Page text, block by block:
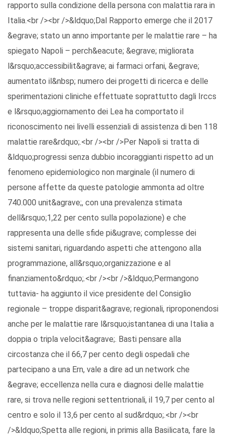
rapporto sulla condizione della persona con malattia rara in
Italia.<br /><br />&ldquo;Dal Rapporto emerge che il 2017
&egrave; stato un anno importante per le malattie rare – ha
spiegato Napoli – perch&eacute; &egrave; migliorata
l&rsquo;accessibilit&agrave; ai farmaci orfani, &egrave;
aumentato il&nbsp; numero dei progetti di ricerca e delle
sperimentazioni cliniche effettuate soprattutto dagli Irccs
e l&rsquo;aggiornamento dei Lea ha comportato il
riconoscimento nei livelli essenziali di assistenza di ben 118
malattie rare&rdquo;.<br /><br />Per Napoli si tratta di
&ldquo;progressi senza dubbio incoraggianti rispetto ad un
fenomeno epidemiologico non marginale (il numero di
persone affette da queste patologie ammonta ad oltre
740.000 unit&agrave;, con una prevalenza stimata
dell&rsquo;1,22 per cento sulla popolazione) e che
rappresenta una delle sfide pi&ugrave; complesse dei
sistemi sanitari, riguardando aspetti che attengono alla
programmazione, all&rsquo;organizzazione e al
finanziamento&rdquo;.<br /><br />&ldquo;Permangono
tuttavia- ha aggiunto il vice presidente del Consiglio
regionale – troppe disparit&agrave; regionali, riproponendosi
anche per le malattie rare l&rsquo;istantanea di una Italia a
doppia o tripla velocit&agrave;. Basti pensare alla
circostanza che il 66,7 per cento degli ospedali che
partecipano a una Ern, vale a dire ad un network che
&egrave; eccellenza nella cura e diagnosi delle malattie
rare, si trova nelle regioni settentrionali, il 19,7 per cento al
centro e solo il 13,6 per cento al sud&rdquo;.<br /><br
/>&ldquo;Spetta alle regioni, in primis alla Basilicata, fare la